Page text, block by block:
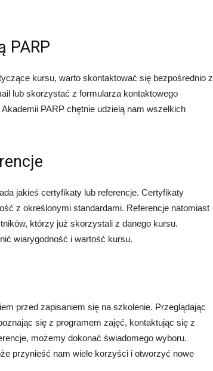
PARP
kursu, warto skontaktować się bezpośrednio z
lub skorzystać z formularza kontaktowego
PARP chętnie udzielą nam wszelkich
jakieś certyfikaty lub referencje. Certyfikaty
z określonymi standardami. Referencje natomiast
którzy już skorzystali z danego kursu.
wiarygodność i wartość kursu.
przed zapisaniem się na szkolenie. Przeglądając
się z programem zajęć, kontaktując się z
możemy dokonać świadomego wyboru.
przynieść nam wiele korzyści i otworzyć nowe